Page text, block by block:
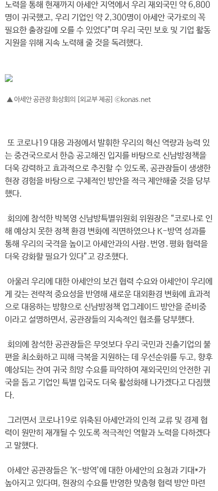
노력을 통해 현재까지 아세안 지역에서 우리 재외국민 약 6,800
명이 귀국했고, 우리 기업인 약 2,300명이 아세안 국가로의 꼭
필요한 출장길에 오를 수 있었다”며 우리 국민 보호 및 기업 활동
지원을 위해 지속 노력해 줄 것을 독려했다.
▲ 아세안 공관장 화상회의 [외교부 제공] ⓒkonas.net
또 코로나19 대응 과정에서 발휘한 우리의 혁신 역량과 능력 있
는 중견국으로서 한층 공고해진 입지를 바탕으로 신남방정책을
더욱 강력하고 효과적으로 추진할 수 있도록, 공관장들이 생생한
현장 경험을 바탕으로 구체적인 방안을 적극 제안해줄 것을 당부
했다.
회의에 참석한 박복영 신남방특별위원회 위원장은 “코로나로 인
해 예상치 못한 정책 환경 변화에 직면하였으나 K-방역 성과를
통해 우리의 국격을 높이고 아세안과의 사람․번영․평화 협력을
더욱 강화할 필요가 있다”고 강조했다.
아울러 우리에 대한 아세안의 보건 협력 수요와 아세안이 우리에
게 갖는 전략적 중요성을 반영해 새로운 대외환경 변화에 효과적
으로 대응하는 방향으로 신남방정책 업그레이드 방안을 준비중
이라고 설명하면서, 공관장들의 지속적인 협조를 당부했다.
회의에 참석한 공관장들은 무엇보다 우리 국민과 진출기업의 불
편을 최소화하고 피해 극복을 지원하는 데 우선순위를 두고, 향후
예상되는 잔여 귀국 희망 수요를 파악하여 재외국민의 안전한 귀
국을 돕고 기업인 특별 입국도 더욱 활성화해 나가겠다고 다짐했
다.
그러면서 코로나19로 위축된 아세안과의 인적 교류 및 경제 협
력이 원만히 재개될 수 있도록 적극적인 역할과 노력을 다하겠다
고 말했다.
아세안 공관장들은 ‘K-방역’에 대한 아세안의 요청과 기대*가
높아지고 있다며, 현장의 수요를 반영한 맞춤형 협력 방안 마련